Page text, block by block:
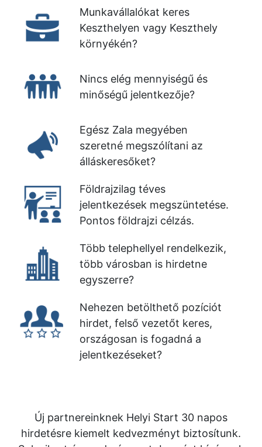
Munkavállalókat keres
Keszthelyen vagy Keszthely
környékén?
Nincs elég mennyiségű és
minőségű jelentkezője?
Egész Zala megyében
szeretné megszólítani az
álláskeresőket?
Földrajzilag téves
jelentkezések megszüntetése.
Pontos földrajzi célzás.
Több telephellyel rendelkezik,
több városban is hirdetne
egyszerre?
Nehezen betölthető pozíciót
hirdet, felső vezetőt keres,
országosan is fogadná a
jelentkezéseket?
Új partnereinknek Helyi Start 30 napos
hirdetésre kiemelt kedvezményt biztosítunk.